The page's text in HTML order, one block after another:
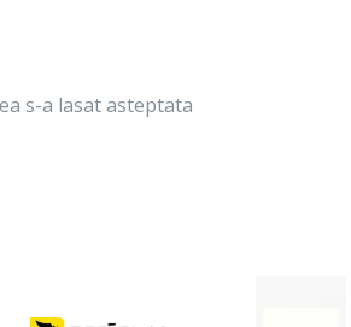
s-a lasat asteptata